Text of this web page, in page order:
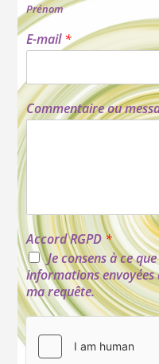
Prénom
E-mail*
Commentaire ou
Accord RGPD*
Je consens à ce
informations envoyées
ma requête.